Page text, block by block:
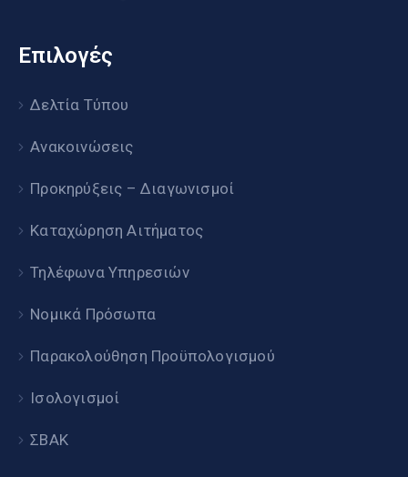
Επιλογές
Δελτία Τύπου
Ανακοινώσεις
Προκηρύξεις – Διαγωνισμοί
Καταχώρηση Αιτήματος
Τηλέφωνα Υπηρεσιών
Νομικά Πρόσωπα
Παρακολούθηση Προϋπολογισμού
Ισολογισμοί
ΣΒΑΚ